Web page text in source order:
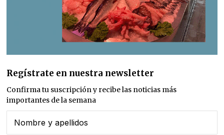
Regístrate en nuestra newsletter
Confirma tu suscripción y recibe las noticias más
importantes de la semana